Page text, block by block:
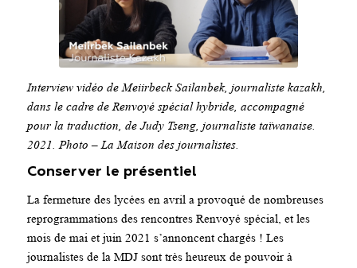
Interview vidéo de Meiirbeck Sailanbek, journaliste kazakh,
dans le cadre de Renvoyé spécial hybride, accompagné
pour la traduction, de Judy Tseng, journaliste taïwanaise.
2021. Photo – La Maison des journalistes.
Conserver le présentiel
La fermeture des lycées en avril a provoqué de nombreuses
reprogrammations des rencontres Renvoyé spécial, et les
mois de mai et juin 2021 s’annoncent chargés ! Les
journalistes de la MDJ sont très heureux de pouvoir à